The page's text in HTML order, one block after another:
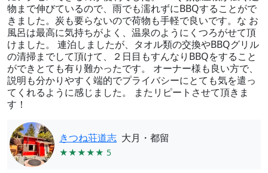
物まで伸びているので、雨でも濡れずにBBQすることがで
きました。炭も要らないので荷物も手軽で良いです。な お
風呂は最高に気持ちがよく、温泉のようにくつろがせて頂
けました。 連泊しましたが、タオル類の交換やBBQグリル
の清掃までして頂けて、２日目もすんなりBBQをすること
ができとても有り難かったです。 オーナー様も良い方で、
説明も分かりやすく端的でプライバシーにとても気を遣っ
てくれるように感じました。 またリピートさせて頂きま
す！
きつね荘道志 大月・都留
★★★★★ 5